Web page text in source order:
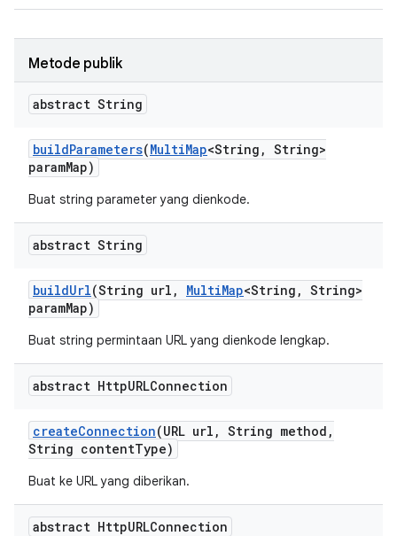
Metode publik
abstract String
buildParameters(MultiMap<String , String>
paramMap)
Buat string parameter yang dienkode.
abstract String
buildUrl(String url , MultiMap<String , String>
paramMap)
Buat string permintaan URL yang dienkode lengkap.
abstract HttpURLConnection
createConnection(URL url , String method ,
String contentType)
Buat ke URL yang diberikan.
abstract HttpURLConnection